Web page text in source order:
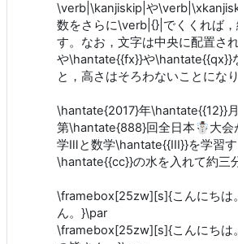
\verb|\kanjiskip|や
数をさらに\verb|{}|でくくれば
す。なお，文字は中央に配置さ
や\hantate{{fx}}や\hantate{{qx}}
と，高さはそろわないことになり
\hantate{2017}年\hantate{{12}}
第\hantate{888}回全日本☃大会
学Ⅲと数学\hantate{{III}}を学習
\hantate{{cc}}の水を入れて約三
\framebox[25zw][s]{こんにちは
ん。}\par
\framebox[25zw][s]{こんにちは